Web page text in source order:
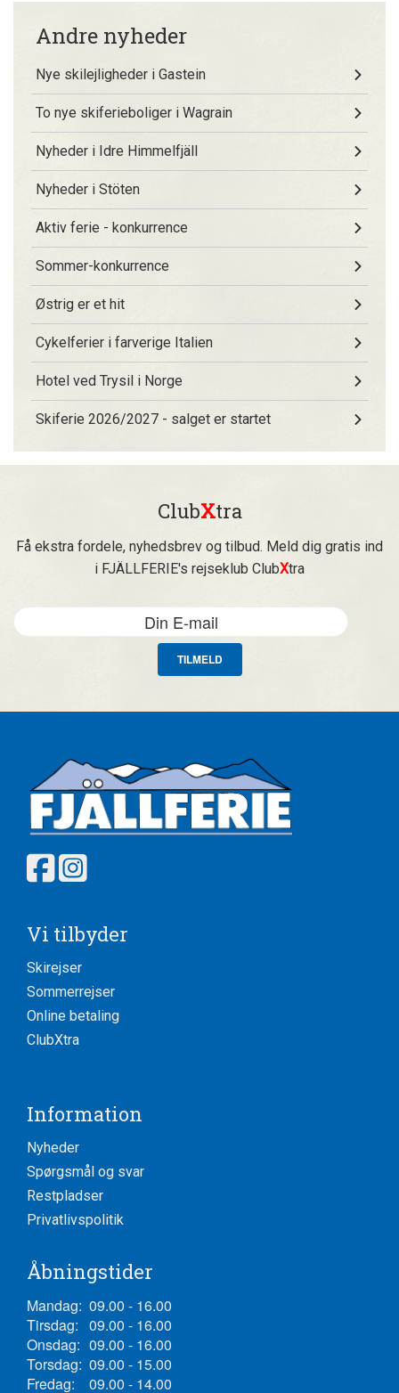
Andre nyheder
Nye skilejligheder i Gastein
To nye skiferieboliger i Wagrain
Nyheder i Idre Himmelfjäll
Nyheder i Stöten
Aktiv ferie - konkurrence
Sommer-konkurrence
Østrig er et hit
Cykelferier i farverige Italien
Hotel ved Trysil i Norge
Skiferie 2026/2027 - salget er startet
ClubXtra
Få ekstra fordele, nyhedsbrev og tilbud. Meld dig gratis ind
i FJÄLLFERIE's rejseklub ClubXtra
TILMELD
Vi tilbyder
Skirejser
Sommerrejser
Online betaling
ClubXtra
Information
Nyheder
Spørgsmål og svar
Restpladser
Privatlivspolitik
Åbningstider
Mandag: 09.00 - 16.00
Tirsdag: 09.00 - 16.00
Onsdag: 09.00 - 16.00
Torsdag: 09.00 - 15.00
Fredag:
09.00 - 14.00